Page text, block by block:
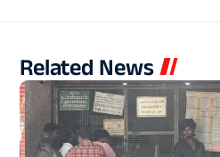
Related News